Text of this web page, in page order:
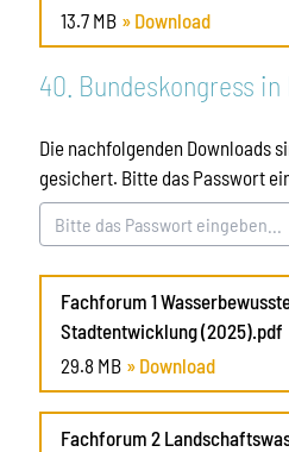
13.7 MB » Download
40. Bundeskongress
Die nachfolgenden Downloads
gesichert. Bitte das Passwort
Fachforum 1
Stadtentwicklung (2025).pdf
29.8 MB » Download
Fachforum 2